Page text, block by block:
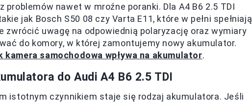
nawet w mroźne poranki. Dla A4 B6 2.5 TDI
jak Bosch S50 08 czy Varta E11, które w pełni spełniają
zwrócić uwagę na odpowiednią polaryzację oraz wymiary
do komory, w której zamontujemy nowy akumulator.
kamera samochodowa wpływa na akumulator.
do Audi A4 B6 2.5 TDI
istotnym czynnikiem staje się rodzaj akumulatora. Jeśli